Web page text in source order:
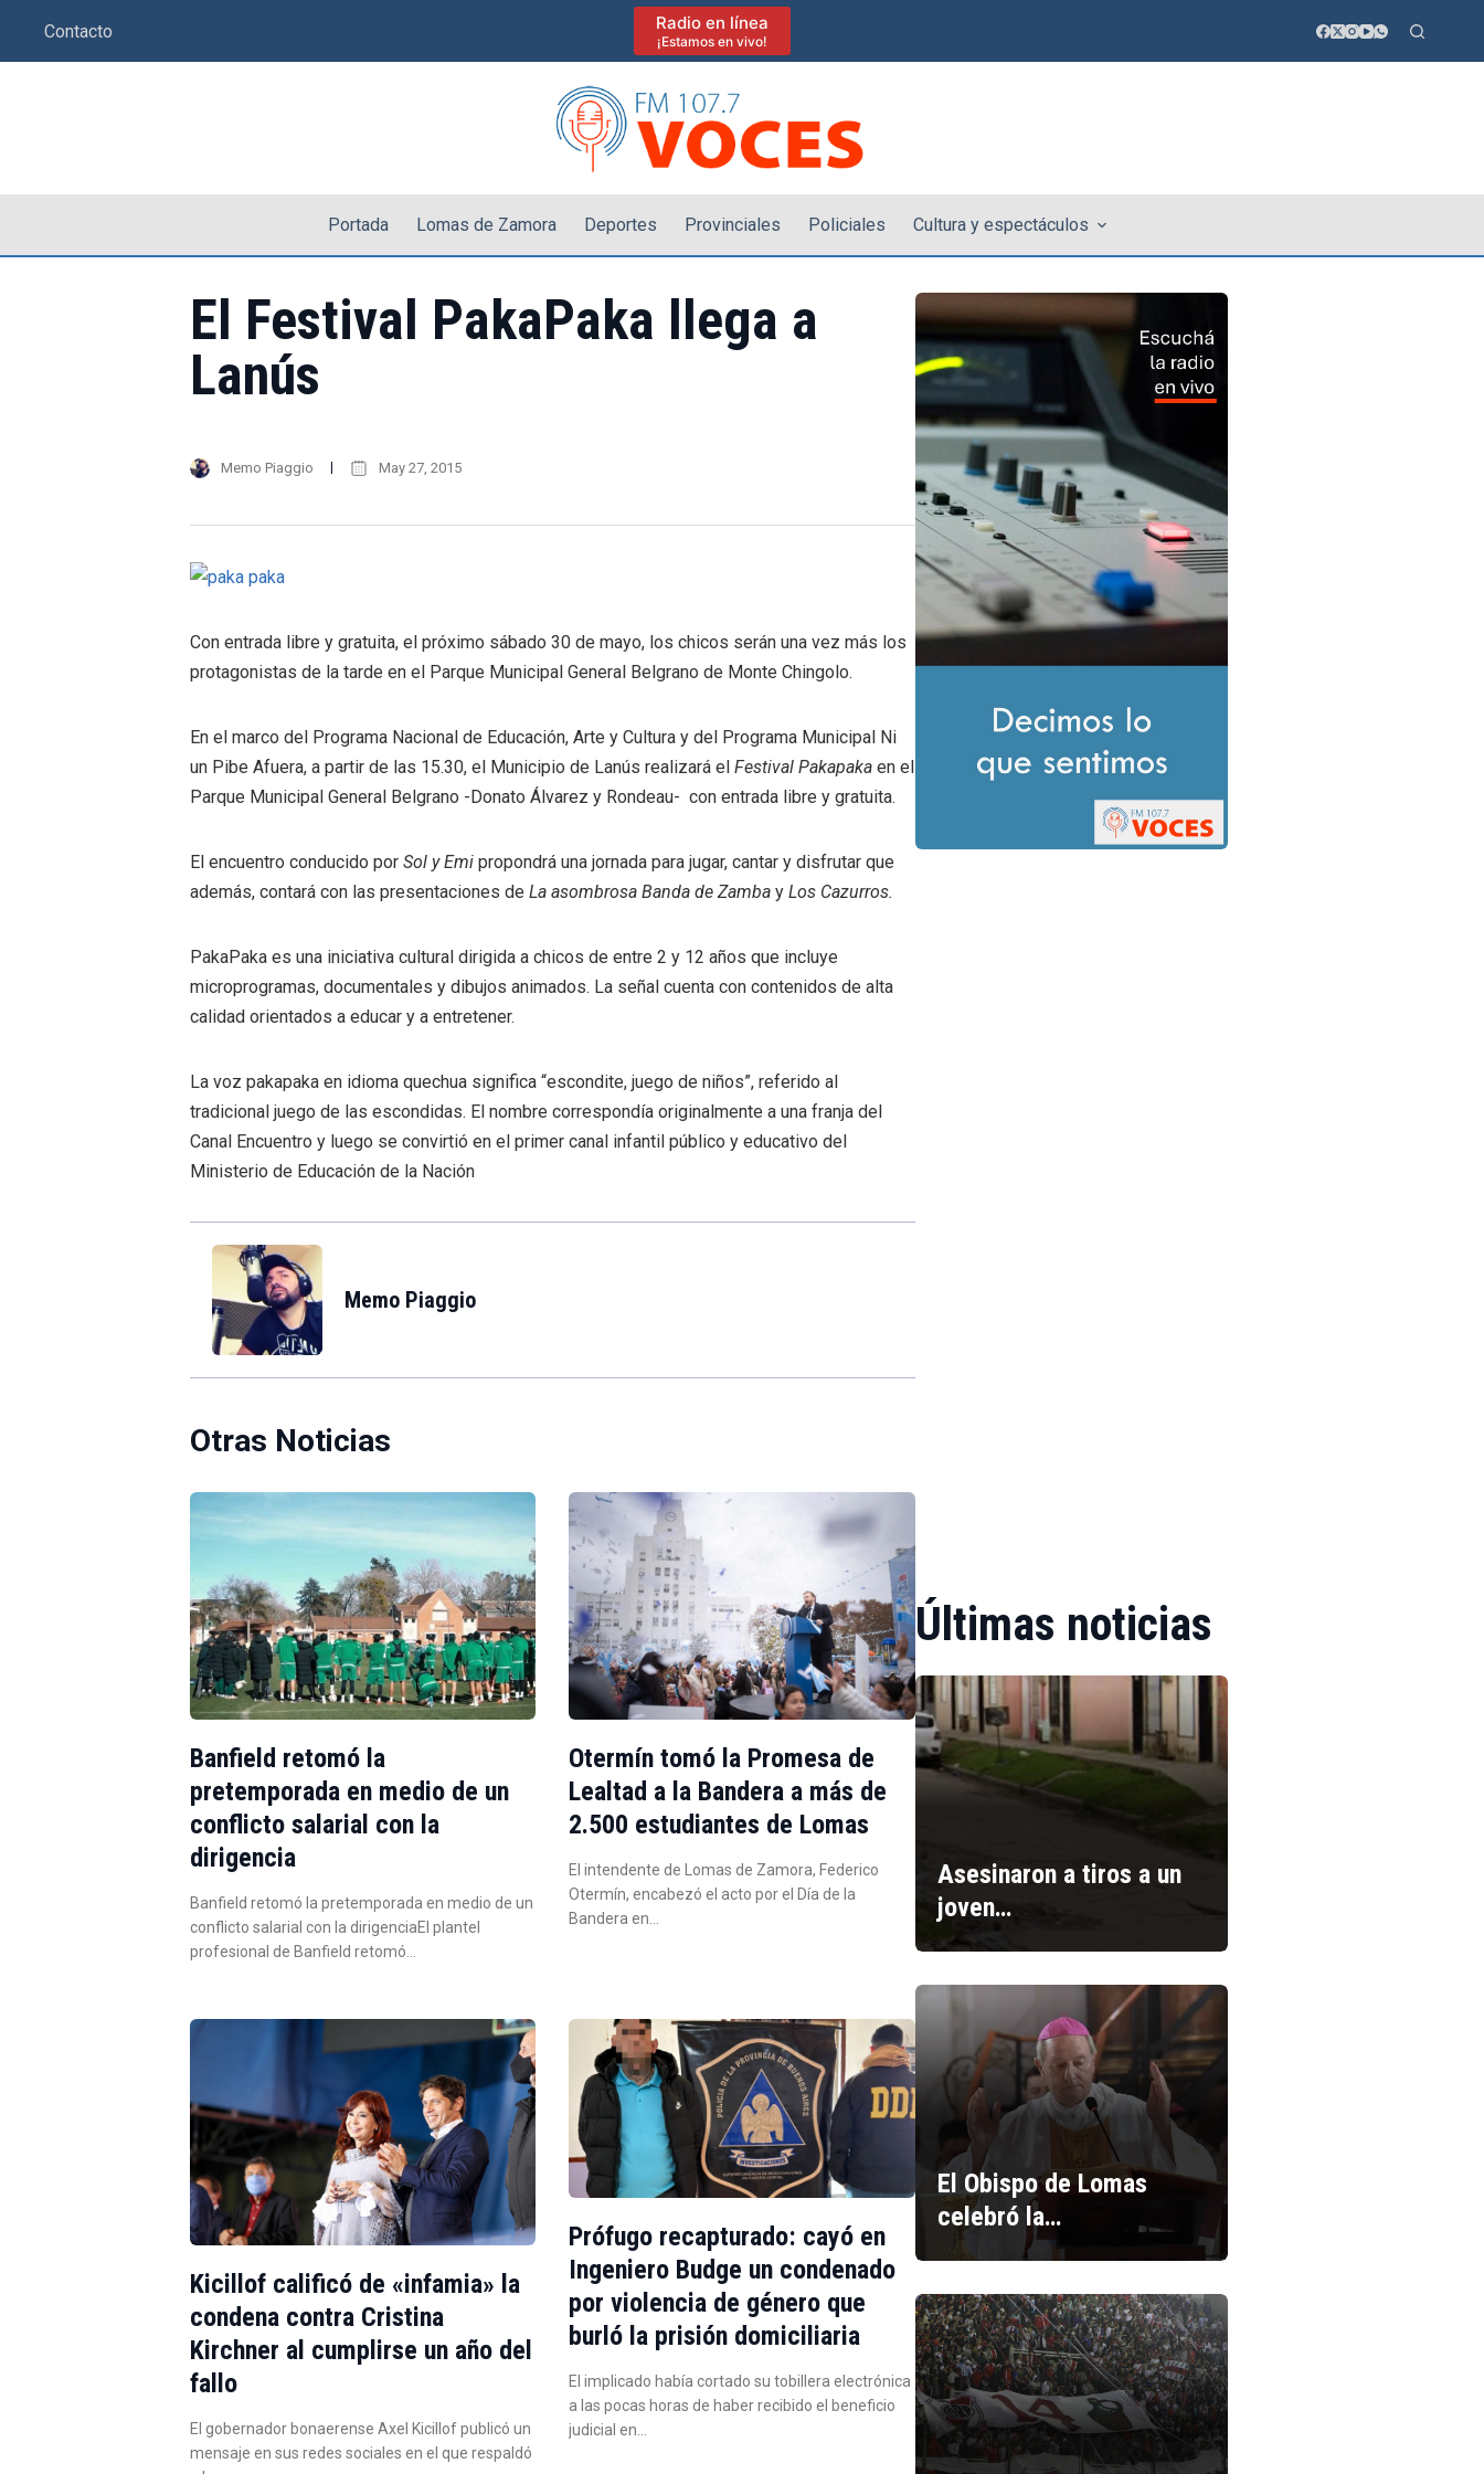
Contacto Radio en línea
¡Estamos en vivo!
Portada Lomas de Zamora Deportes Provinciales Policiales Cultura y espectáculos
El Festival PakaPaka llega a
Lanús
Memo Piaggio May 27, 2015
Con entrada libre y gratuita, el próximo sábado 30 de mayo, los chicos serán una vez más los
protagonistas de la tarde en el Parque Municipal General Belgrano de Monte Chingolo.
En el marco del Programa Nacional de Educación, Arte y Cultura y del Programa Municipal Ni
un Pibe Afuera, a partir de las 15.30, el Municipio de Lanús realizará el Festival Pakapaka en el
Parque Municipal General Belgrano -Donato Álvarez y Rondeau- con entrada libre y gratuita.
El encuentro conducido por Sol y Emi propondrá una jornada para jugar, cantar y disfrutar que
además, contará con las presentaciones de La asombrosa Banda de Zamba y Los Cazurros.
PakaPaka es una iniciativa cultural dirigida a chicos de entre 2 y 12 años que incluye
microprogramas, documentales y dibujos animados. La señal cuenta con contenidos de alta
calidad orientados a educar y a entretener.
La voz pakapaka en idioma quechua significa “escondite, juego de niños”, referido al
tradicional juego de las escondidas. El nombre correspondía originalmente a una franja del
Canal Encuentro y luego se convirtió en el primer canal infantil público y educativo del
Ministerio de Educación de la Nación
Memo Piaggio
Otras Noticias
Banfield retomó la
pretemporada en medio de un
conflicto salarial con la
dirigencia
Banfield retomó la pretemporada en medio de un
conflicto salarial con la dirigenciaEl plantel
profesional de Banfield retomó…
Otermín tomó la Promesa de
Lealtad a la Bandera a más de
2.500 estudiantes de Lomas
El intendente de Lomas de Zamora, Federico
Otermín, encabezó el acto por el Día de la
Bandera en…
Kicillof calificó de «infamia» la
condena contra Cristina
Kirchner al cumplirse un año del
fallo
El gobernador bonaerense Axel Kicillof publicó un
mensaje en sus redes sociales en el que respaldó
Prófugo recapturado: cayó en
Ingeniero Budge un condenado
por violencia de género que
burló la prisión domiciliaria
El implicado había cortado su tobillera electrónica
a las pocas horas de haber recibido el beneficio
judicial en…
Últimas noticias
Asesinaron a tiros a un
joven…
El Obispo de Lomas
celebró la…